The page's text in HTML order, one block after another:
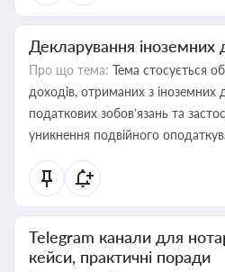
Декларування іноземних
Про що тема: Тема стосується
доходів, отриманих з іноземних
податкових зобов’язань та
уникнення подвійного
Telegram канали для
кейси, практичні поради